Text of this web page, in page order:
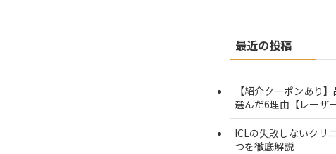
最近の投稿
【紹介クーポンあり
選んだ6理由【レーザ
ICLの失敗しないクリ
つを徹底解説